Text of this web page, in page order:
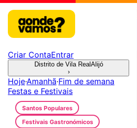
Criar ContaEntrar
Distrito de Vila RealAlijó
›
Hoje·Amanhã·Fim de semana
Festas e Festivais
Santos Populares
Festivais Gastronómicos